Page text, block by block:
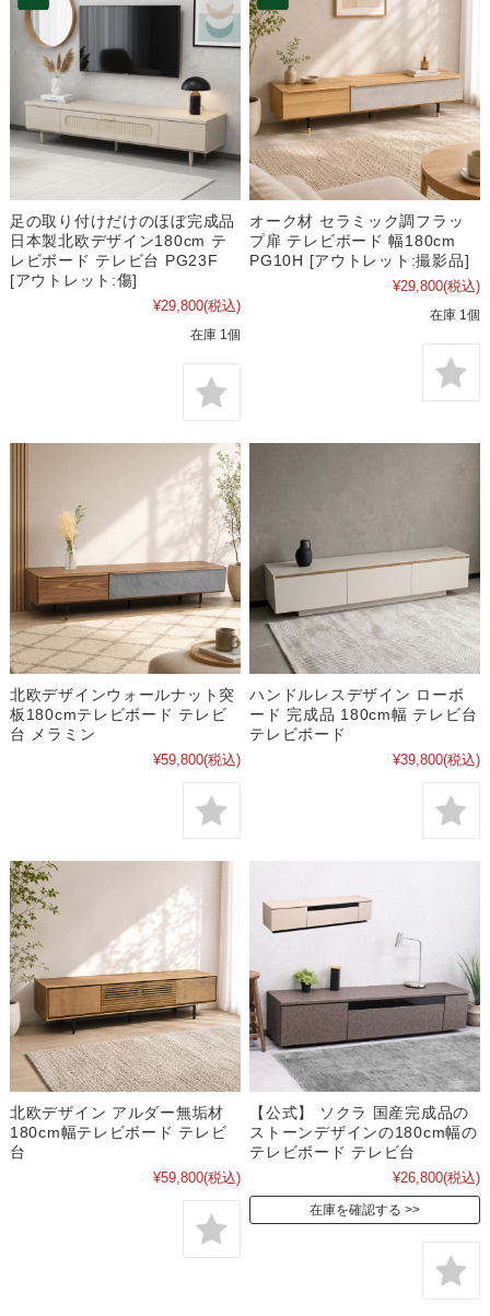
足の取り付けだけのほぼ完成品
日本製北欧デザイン180cm テ
レビボード テレビ台 PG23F
[アウトレット:傷]
¥29,800(税込)
在庫 1個
オーク材 セラミック調フラッ
プ扉 テレビボード 幅180cm
PG10H [アウトレット:撮影品]
¥29,800(税込)
在庫 1個
北欧デザインウォールナット突
板180cmテレビボード テレビ
台 メラミン
¥59,800(税込)
ハンドルレスデザイン ローボ
ード 完成品 180cm幅 テレビ台
テレビボード
¥39,800(税込)
北欧デザイン アルダー無垢材
180cm幅テレビボード テレビ
台
¥59,800(税込)
【公式】 ソクラ 国産完成品の
ストーンデザインの180cm幅の
テレビボード テレビ台
¥26,800(税込)
在庫を確認する